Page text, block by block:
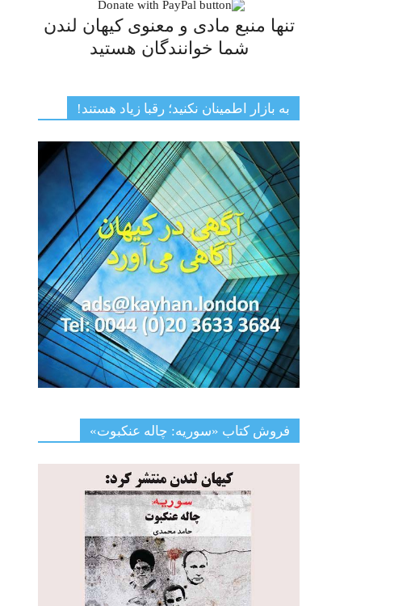
تنها منبع مادی و معنوی کیهان لندن
شما خوانندگان هستید
به بازار اطمینان نکنید؛ رقبا زیاد هستند!
فروش کتاب «سوریه: چاله عنکبوت»